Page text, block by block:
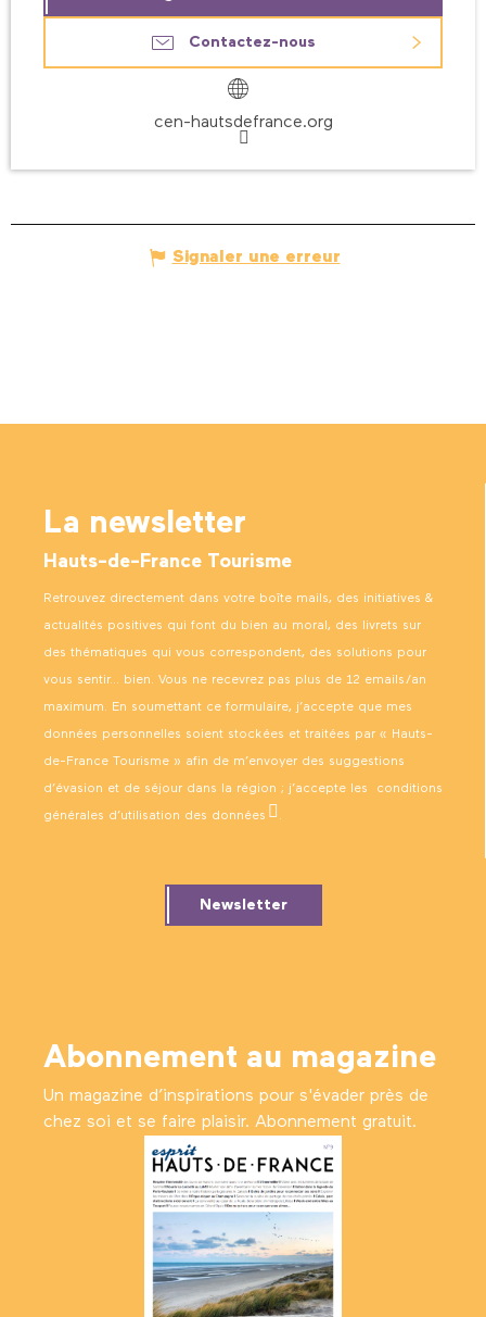
Contactez-nous
cen-hautsdefrance.org
Signaler une erreur
La newsletter
Hauts-de-France Tourisme
Retrouvez directement dans votre boîte mails, des initiatives &
actualités positives qui font du bien au moral, des livrets sur
des thématiques qui vous correspondent, des solutions pour
vous sentir… bien. Vous ne recevrez pas plus de 12 emails/an
maximum. En soumettant ce formulaire, j’accepte que mes
données personnelles soient stockées et traitées par « Hauts-
de-France Tourisme » afin de m’envoyer des suggestions
d’évasion et de séjour dans la région ; j’accepte les conditions
générales d’utilisation des données .
Newsletter
Abonnement au magazine
Un magazine d’inspirations pour s'évader près de
chez soi et se faire plaisir. Abonnement gratuit.